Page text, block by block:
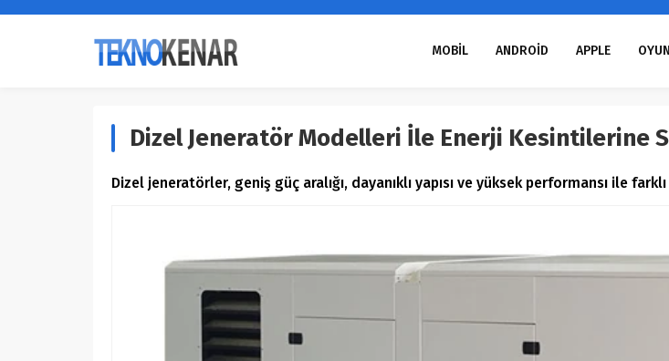
MOBİL ANDROİD APPLE OYUN
Dizel Jeneratör Modelleri İle Enerji Kesintilerine
Dizel jeneratörler, geniş güç aralığı, dayanıklı yapısı ve yüksek performansı ile